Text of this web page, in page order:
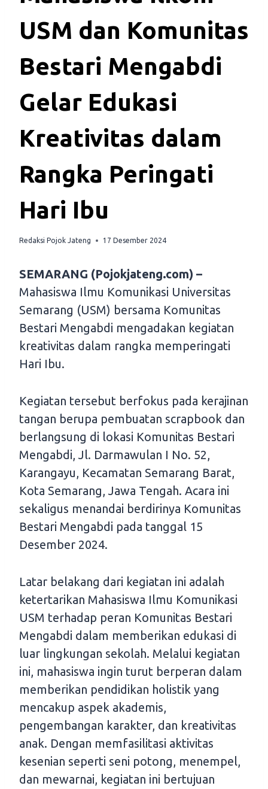
USM dan Komunitas
Bestari Mengabdi
Gelar Edukasi
Kreativitas dalam
Rangka Peringati
Hari Ibu
Redaksi Pojok Jateng 17 Desember 2024
SEMARANG (Pojokjateng.com) –
Mahasiswa Ilmu Komunikasi Universitas
Semarang (USM) bersama Komunitas
Bestari Mengabdi mengadakan kegiatan
kreativitas dalam rangka memperingati
Hari Ibu.
Kegiatan tersebut berfokus pada kerajinan
tangan berupa pembuatan scrapbook dan
berlangsung di lokasi Komunitas Bestari
Mengabdi, Jl. Darmawulan I No. 52,
Karangayu, Kecamatan Semarang Barat,
Kota Semarang, Jawa Tengah. Acara ini
sekaligus menandai berdirinya Komunitas
Bestari Mengabdi pada tanggal 15
Desember 2024.
Latar belakang dari kegiatan ini adalah
ketertarikan Mahasiswa Ilmu Komunikasi
USM terhadap peran Komunitas Bestari
Mengabdi dalam memberikan edukasi di
luar lingkungan sekolah. Melalui kegiatan
ini, mahasiswa ingin turut berperan dalam
memberikan pendidikan holistik yang
mencakup aspek akademis,
pengembangan karakter, dan kreativitas
anak. Dengan memfasilitasi aktivitas
kesenian seperti seni potong, menempel,
dan mewarnai, kegiatan ini bertujuan